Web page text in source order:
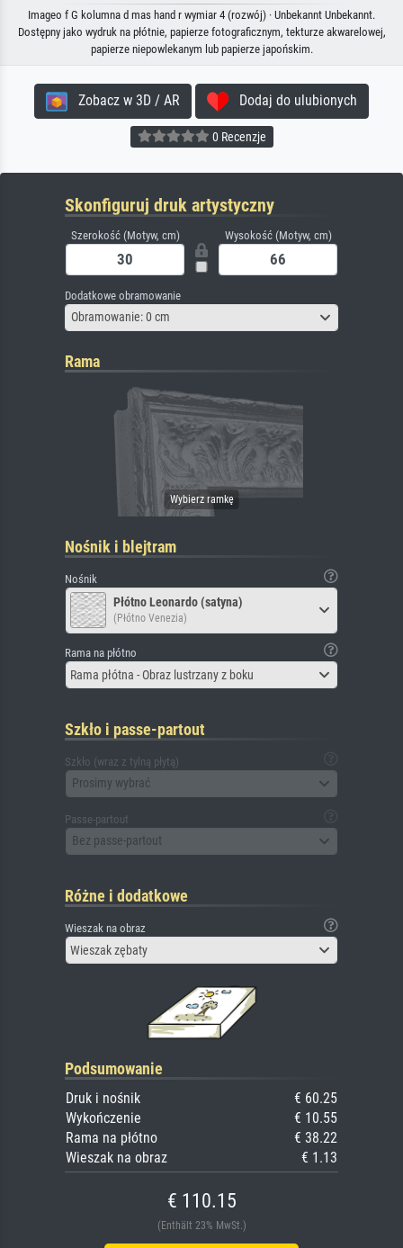
Imageo f G kolumna d mas hand r wymiar 4 (rozwój) · Unbekannt Unbekannt.
Dostępny jako wydruk na płótnie, papierze fotograficznym, tekturze akwarelowej,
papierze niepowlekanym lub papierze japońskim.
Zobacz w 3D / AR Dodaj do ulubionych
0 Recenzje
Skonfiguruj druk artystyczny
Szerokość (Motyw, cm) Wysokość (Motyw, cm)
Dodatkowe obramowanie
Obramowanie: 0 cm
Rama
Nośnik i blejtram
Nośnik
Płótno Leonardo (satyna)
(Płótno Venezia)
Rama na płótno
Rama płótna - Obraz lustrzany z boku
Szkło i passe-partout
Szkło (wraz z tylną płytą)
Prosimy wybrać
Passe-partout
Bez passe-partout
Różne i dodatkowe
Wieszak na obraz
Wieszak zębaty
Podsumowanie
Druk i nośnik
€ 60.25
Wykończenie
€ 10.55
Rama na płótno
€ 38.22
Wieszak na obraz
€ 1.13
€ 110.15
(Enthält 23% MwSt.)